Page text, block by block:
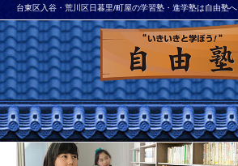
台東区入谷・荒川区日暮里/町屋の学習塾・進学塾は自由塾へ